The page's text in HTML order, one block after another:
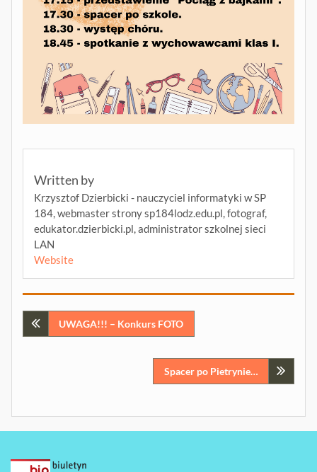
Written by
Krzysztof Dzierbicki - nauczyciel informatyki w SP
184, webmaster strony sp184lodz.edu.pl, fotograf,
edukator.dzierbicki.pl, administrator szkolnej sieci
LAN
Website
Nawigacja
UWAGA!!! – Konkurs FOTO
Spacer po Pietrynie…